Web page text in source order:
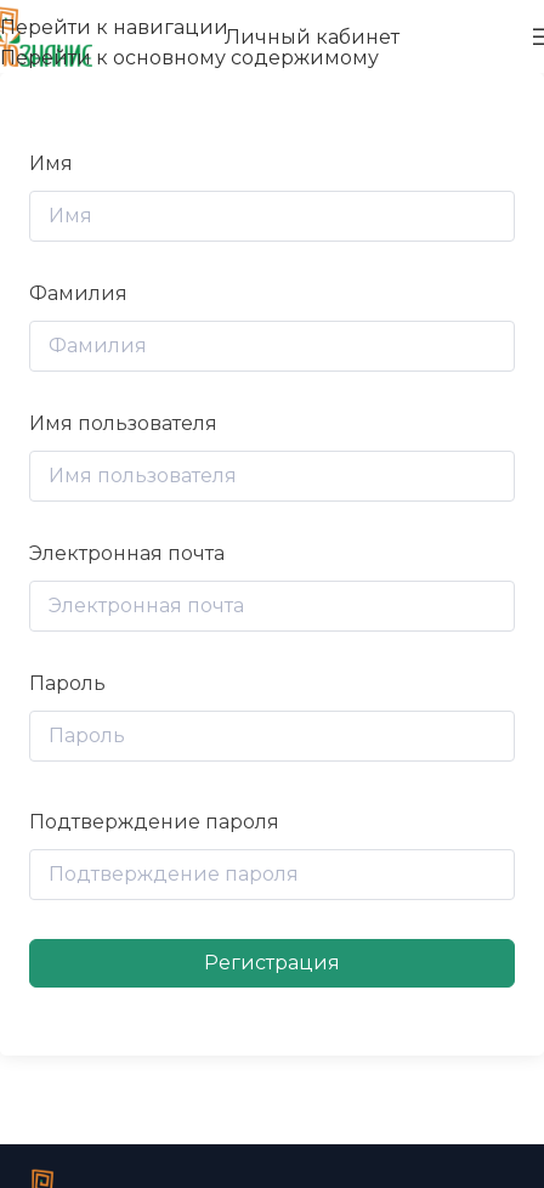
Перейти к навигации
Перейти к основному содержимому
Личный кабинет
Имя
Фамилия
Имя пользователя
Электронная почта
Пароль
Подтверждение пароля
Регистрация